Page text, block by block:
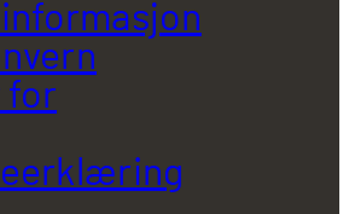
for